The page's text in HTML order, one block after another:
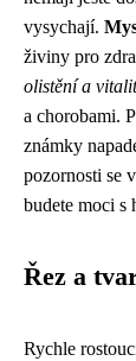
vysychají.
živiny pro
olistění a
a chorobami.
známky
pozornosti se
budete moci s
Řez a
Rychle